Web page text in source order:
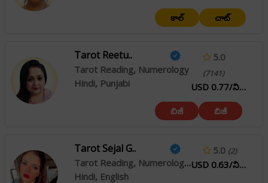
కాల్ చాట్
Tarot Reetu..
Tarot Reading, Numerology
Hindi, Punjabi
5.0
(7141)
USD 0.77/నిమి
బిజీ బిజీ
Tarot Sejal G..
Tarot Reading, Numerology, Psychic Reading
Hindi, English
5.0 (2)
USD 0.63/నిమి